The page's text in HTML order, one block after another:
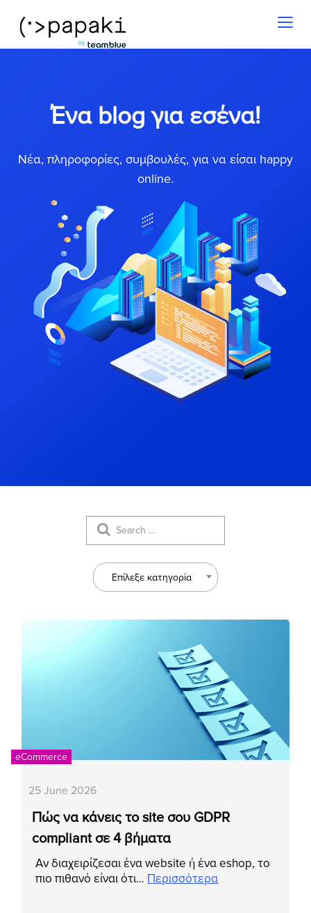
Ένα blog για εσένα!
Νέα, πληροφορίες, συμβουλές, για να είσαι happy
online.
Επίλεξε κατηγορία
eCommerce
25 June 2026
Πώς να κάνεις το site σου GDPR
compliant σε 4 βήματα
Αν διαχειρίζεσαι ένα website ή ένα eshop, το
πιο πιθανό είναι ότι… Περισσότερα